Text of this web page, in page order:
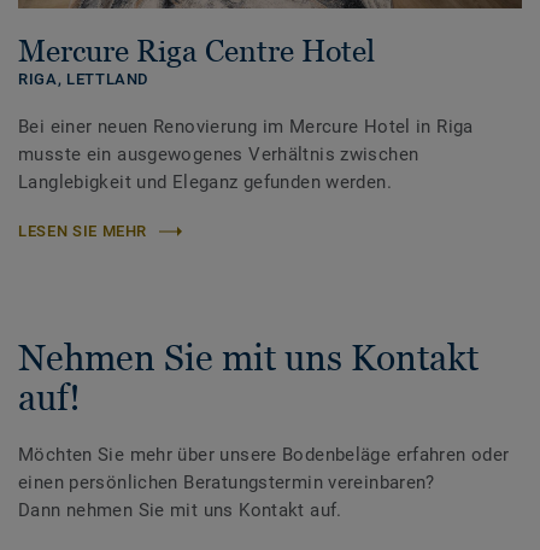
Mercure Riga Centre Hotel
RIGA, LETTLAND
Bei einer neuen Renovierung im Mercure Hotel in Riga
musste ein ausgewogenes Verhältnis zwischen
Langlebigkeit und Eleganz gefunden werden.
LESEN SIE MEHR
Nehmen Sie mit uns Kontakt
auf!
Möchten Sie mehr über unsere Bodenbeläge erfahren oder
einen persönlichen Beratungstermin vereinbaren?
Dann nehmen Sie mit uns Kontakt auf.